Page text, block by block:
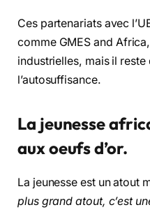
Ces partenariats avec
comme GMES and
industrielles, mais il
l’autosuffisance.
La jeunesse
aux oeufs d’or.
La jeunesse est un atout
plus grand atout, c’est